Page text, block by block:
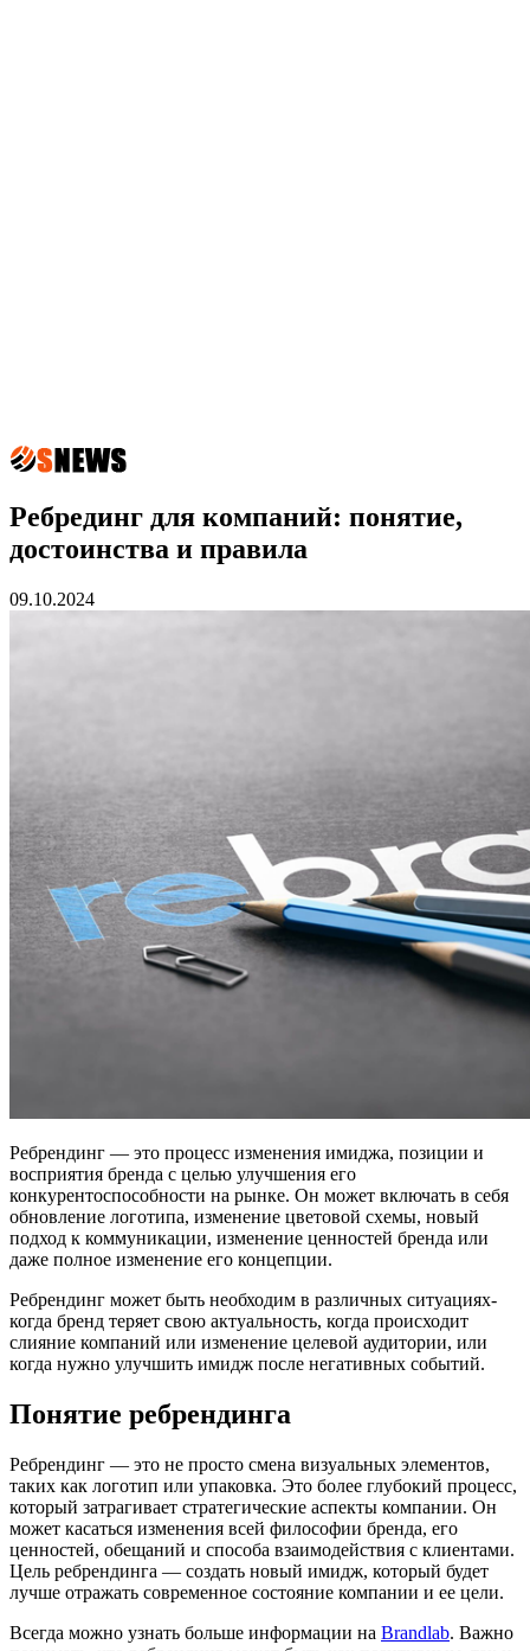
Ребрединг для компаний: понятие,
достоинства и правила
09.10.2024
Ребрендинг — это процесс изменения имиджа, позиции и
восприятия бренда с целью улучшения его
конкурентоспособности на рынке. Он может включать в себя
обновление логотипа, изменение цветовой схемы, новый
подход к коммуникации, изменение ценностей бренда или
даже полное изменение его концепции.
Ребрендинг может быть необходим в различных ситуациях-
когда бренд теряет свою актуальность, когда происходит
слияние компаний или изменение целевой аудитории, или
когда нужно улучшить имидж после негативных событий.
Понятие ребрендинга
Ребрендинг — это не просто смена визуальных элементов,
таких как логотип или упаковка. Это более глубокий процесс,
который затрагивает стратегические аспекты компании. Он
может касаться изменения всей философии бренда, его
ценностей, обещаний и способа взаимодействия с клиентами.
Цель ребрендинга — создать новый имидж, который будет
лучше отражать современное состояние компании и ее цели.
Всегда можно узнать больше информации на Brandlab. Важно